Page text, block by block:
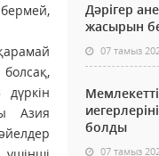
Азия
Дәрігер
жасырын
07 тамыз
болды
07 тамыз